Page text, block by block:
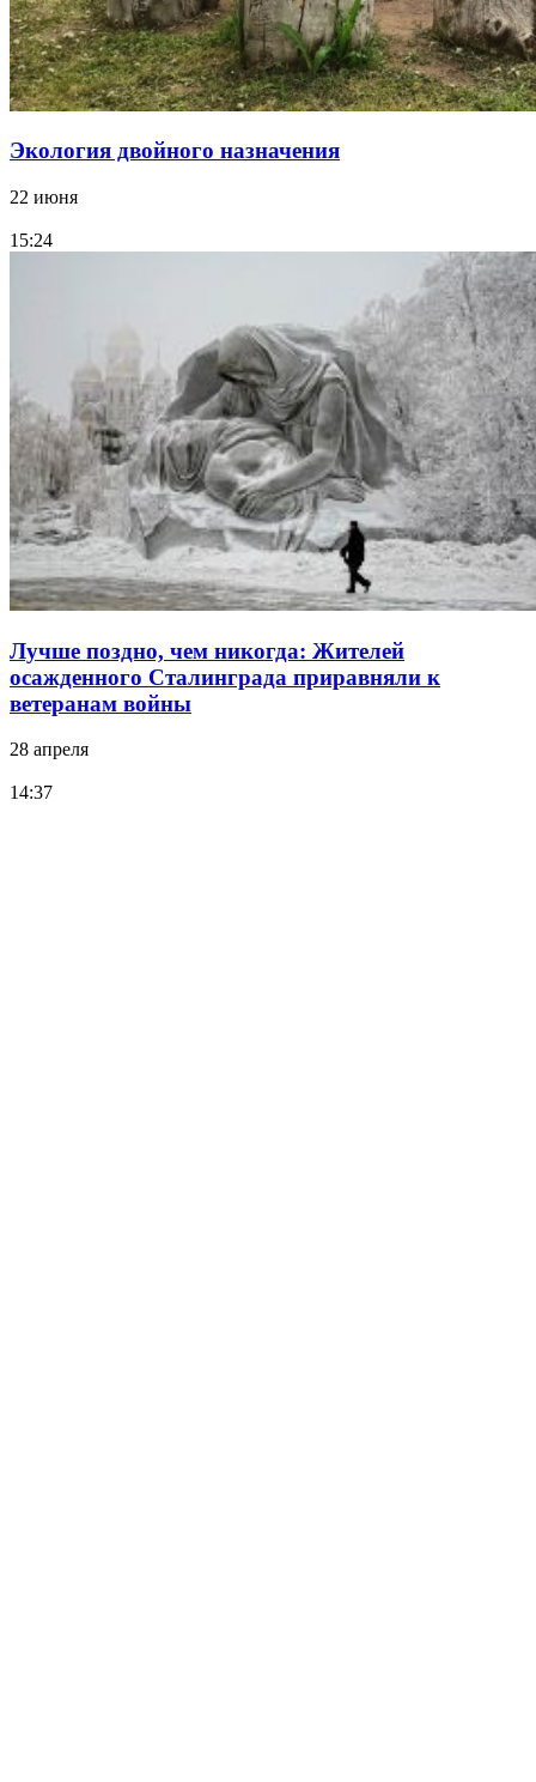
Экология двойного назначения
22 июня
15:24
Лучше поздно, чем никогда: Жителей
осажденного Сталинграда приравняли к
ветеранам войны
28 апреля
14:37